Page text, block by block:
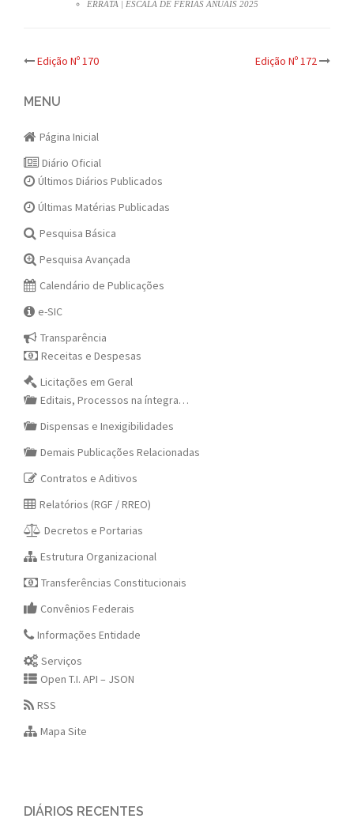
ERRATA | ESCALA DE FÉRIAS ANUAIS 2025
Post
navigation
Edição Nº 170 Edição Nº 172
MENU
Página Inicial
Diário Oficial
Últimos Diários Publicados
Últimas Matérias Publicadas
Pesquisa Básica
Pesquisa Avançada
Calendário de Publicações
e-SIC
Transparência
Receitas e Despesas
Licitações em Geral
Editais, Processos na íntegra…
Dispensas e Inexigibilidades
Demais Publicações Relacionadas
Contratos e Aditivos
Relatórios (RGF / RREO)
Decretos e Portarias
Estrutura Organizacional
Transferências Constitucionais
Convênios Federais
Informações Entidade
Serviços
Open T.I. API – JSON
RSS
Mapa Site
DIÁRIOS RECENTES